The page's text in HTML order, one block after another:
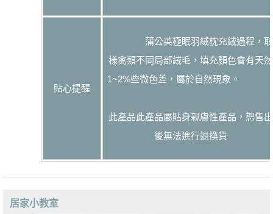
貼心提醒
蒲公英極眠羽絨枕充絨過程，取
樣禽類不同局部絨毛，填充顏色會有天然
1~2%些微色差，屬於自然現象
此產品此產品屬貼身親膚性產品，恕售出
後無法進行退換貨
居家小教室